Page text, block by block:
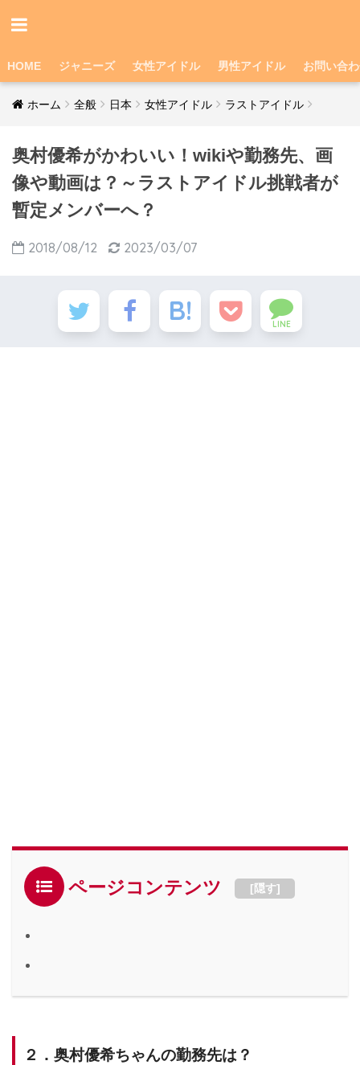
HOME ジャニーズ 女性アイドル 男性アイドル お問い合
ホーム 全般 日本 女性アイドル ラストアイドル
奥村優希がかわいい！wikiや勤務先、画
像や動画は？～ラストアイドル挑戦者が
暫定メンバーへ？
2018/08/12 2023/03/07
LINE
ページコンテンツ [隠す]
２．奥村優希ちゃんの勤務先は？